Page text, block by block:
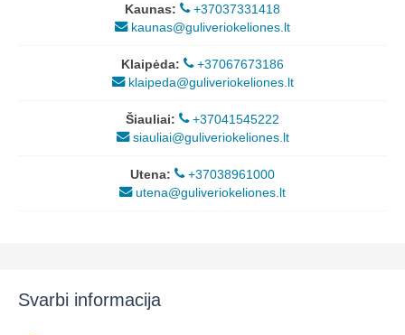
Kaunas:
+37037331418
kaunas@guliveriokeliones.lt
Klaipėda:
+37067673186
klaipeda@guliveriokeliones.lt
Šiauliai:
+37041545222
siauliai@guliveriokeliones.lt
Utena:
+37038961000
utena@guliveriokeliones.lt
Svarbi informacija